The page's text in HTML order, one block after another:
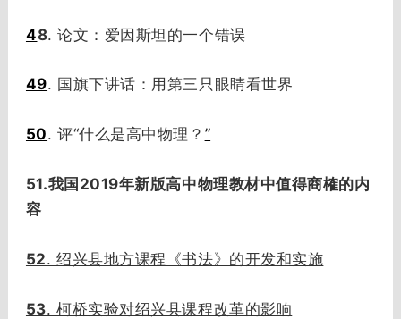
48. 论文：爱因斯坦的一个错误
49. 国旗下讲话：用第三只眼睛看世界
50. 评“什么是高中物理？ ”
51.我国2019年新版高中物理教材中值得商榷的内
容
52. 绍兴县地方课程《书法》的开发和实施
53. 柯桥实验对绍兴县课程改革的影响